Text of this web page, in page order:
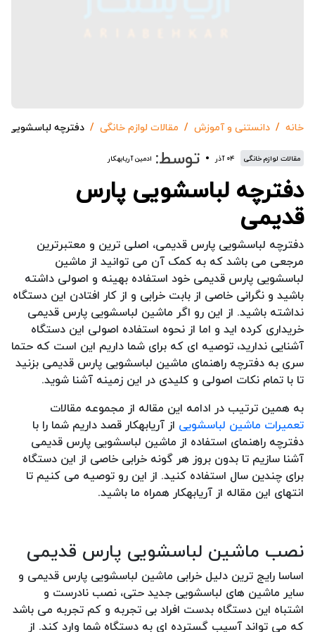
خانه دانستنی و آموزش مقالات لوازم خانگی دفترچه لباسشویی
مقالات لوازم خانگی ۰۴ آذر توسط: ادمین آریابهکار
دفترچه لباسشویی پارس
قدیمی
دفترچه لباسشویی پارس قدیمی، اصلی ترین و معتبرترین
مرجعی می باشد که به کمک آن می توانید از ماشین
لباسشویی پارس قدیمی خود استفاده بهینه و اصولی داشته
باشید و نگرانی خاصی از بابت خرابی و از کار افتادن این دستگاه
نداشته باشید. از این رو اگر ماشین لباسشویی پارس قدیمی
خریداری کرده اید و اما از نحوه استفاده اصولی این دستگاه
آشنایی ندارید، توصیه ای که برای شما داریم این است که حتما
سری به دفترچه راهنمای ماشین لباسشویی پارس قدیمی بزنید
تا با تمام نکات اصولی و کلیدی در این زمینه آشنا شوید.
به همین ترتیب در ادامه این مقاله از مجموعه مقالات
تعمیرات ماشین لباسشویی از آریابهکار قصد داریم شما را با
دفترچه راهنمای استفاده از ماشین لباسشویی پارس قدیمی
آشنا سازیم تا بدون بروز هر گونه خرابی خاصی از این دستگاه
برای چندین سال استفاده کنید. از این رو توصیه می کنیم تا
انتهای این مقاله از آریابهکار همراه ما باشید.
نصب ماشین لباسشویی پارس قدیمی
اساسا رایج ترین دلیل خرابی ماشین لباسشویی پارس قدیمی و
سایر ماشین های لباسشویی جدید حتی، نصب نادرست و
اشتباه این دستگاه بدست افراد بی تجربه و کم تجربه می باشد
که می تواند آسیب گسترده ای به دستگاه شما وارد کند. از